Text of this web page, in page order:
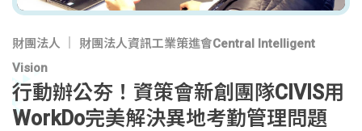
財團法人
財團法人資訊工業策進會Central Intelligent
Vision
行動辦公夯！資策會新創團隊CIVIS用
WorkDo完美解決異地考勤管理問題